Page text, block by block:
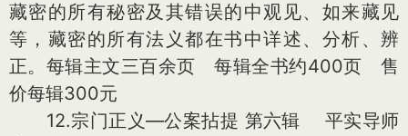
藏密的所有秘密及其错误的中观见、如来藏见
等，藏密的所有法义都在书中详述、分析、辨
正。每辑主文三百余页 每辑全书约400页 售
价每辑300元
12.宗门正义—公案拈提 第六辑 平实导师